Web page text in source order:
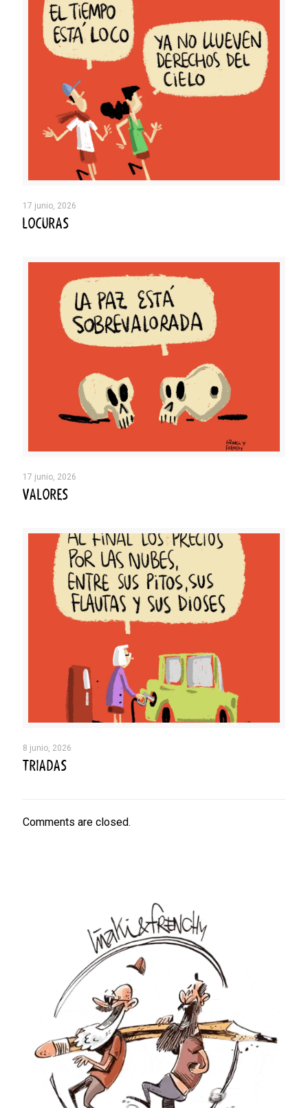
17 junio, 2026
LOCURAS
17 junio, 2026
VALORES
8 junio, 2026
TRIADAS
Comments are closed.